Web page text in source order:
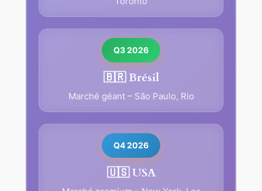
Q3 2026
🇧🇷 Brésil
Marché géant – São Paulo, Rio
Q4 2026
🇺🇸 USA